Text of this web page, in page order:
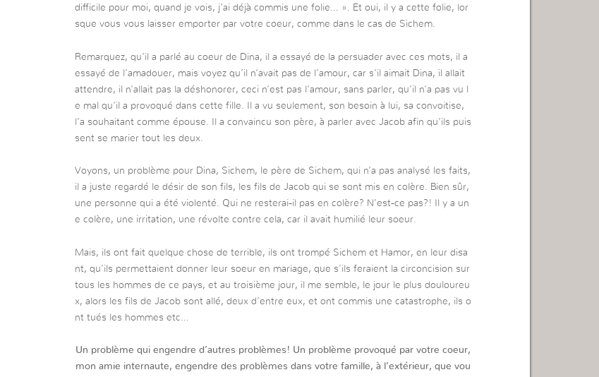
difficile pour moi, quand je vois, j’ai déjà commis une folie… ». Et oui, il y a cette folie, lor
sque vous vous laisser emporter par votre coeur, comme dans le cas de Sichem.
Remarquez, qu’il a parlé au coeur de Dina, il a essayé de la persuader avec ces mots, il a
essayé de l’amadouer, mais voyez qu’il n’avait pas de l’amour, car s’il aimait Dina, il allait
attendre, il n’allait pas la déshonorer, ceci n’est pas l’amour, sans parler, qu’il n’a pas vu l
e mal qu’il a provoqué dans cette fille. Il a vu seulement, son besoin à lui, sa convoitise,
l’a souhaitant comme épouse. Il a convaincu son père, à parler avec Jacob afin qu’ils puis
sent se marier tout les deux.
Voyons, un problème pour Dina, Sichem, le père de Sichem, qui n’a pas analysé les faits,
il a juste regardé le désir de son fils, les fils de Jacob qui se sont mis en colère. Bien sûr,
une personne qui a été violenté. Qui ne resterai-il pas en colère? N’est-ce pas?! Il y a un
e colère, une irritation, une révolte contre cela, car il avait humilié leur soeur.
Mais, ils ont fait quelque chose de terrible, ils ont trompé Sichem et Hamor, en leur disa
nt, qu’ils permettaient donner leur soeur en mariage, que s’ils feraient la circoncision sur
tous les hommes de ce pays, et au troisième jour, il me semble, le jour le plus douloureu
x, alors les fils de Jacob sont allé, deux d’entre eux, et ont commis une catastrophe, ils o
nt tués les hommes etc…
Un problème qui engendre d’autres problèmes! Un problème provoqué par votre coeur,
mon amie internaute, engendre des problèmes dans votre famille, à l’extérieur, que vou